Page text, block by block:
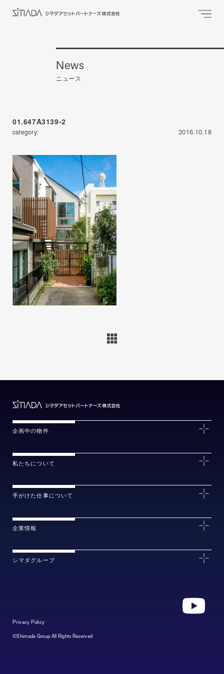
News
ニュース
01.647A3139-2
category: 2016.10.18
企画中の物件
私たちについて
手がけた仕事について
企業情報
シマダグループ
Privacy Policy
©Shimada Group All Rights Reserved